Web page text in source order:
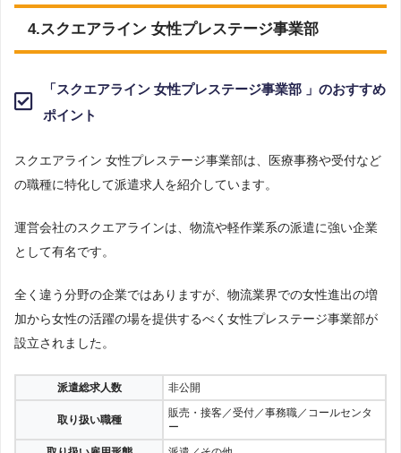
4.スクエアライン 女性プレステージ事業部
「スクエアライン 女性プレステージ事業部 」のおすすめ
ポイント
スクエアライン 女性プレステージ事業部は、医療事務や受付など
の職種に特化して派遣求人を紹介しています。
運営会社のスクエアラインは、物流や軽作業系の派遣に強い企業
として有名です。
全く違う分野の企業ではありますが、物流業界での女性進出の増
加から女性の活躍の場を提供するべく女性プレステージ事業部が
設立されました。
派遣総求人数 非公開
取り扱い職種
販売・接客／受付／事務職／コールセンタ
ー